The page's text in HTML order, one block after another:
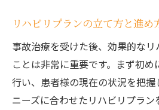
リハビリプランの立て方と進め
事故治療を受けた後、効果的な
ことは非常に重要です。まず初
行い、患者様の現在の状況を把握
ニーズに合わせたリハビリプラン